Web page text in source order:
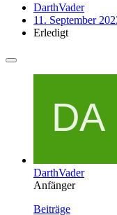
DarthVader
11. September
Erledigt
DarthVader
Anfänger
Beiträge